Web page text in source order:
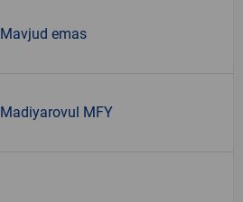
Mavjud emas
Madiyarovul MFY